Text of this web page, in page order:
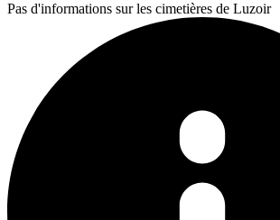
Pas d'informations sur les cimetières de Luzoir